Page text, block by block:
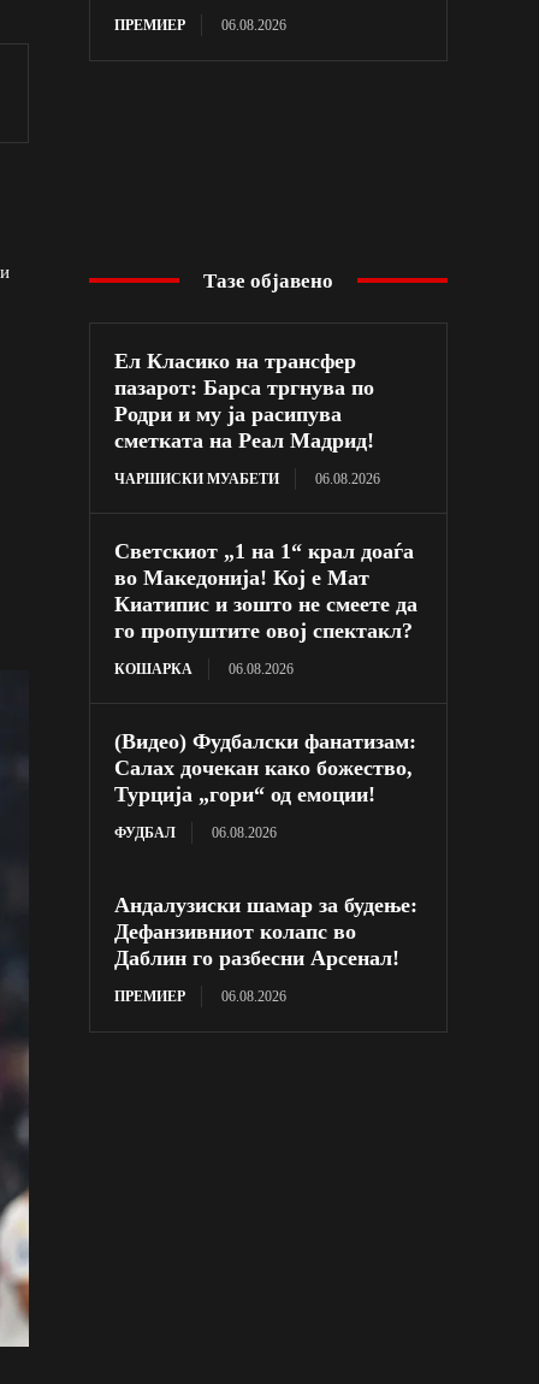
ПРЕМИЕР 06.08.2026
Тазе објавено
Ел Класико на трансфер
пазарот: Барса тргнува по
Родри и му ја расипува
сметката на Реал Мадрид!
ЧАРШИСКИ МУАБЕТИ 06.08.2026
Светскиот „1 на 1“ крал доаѓа
во Македонија! Кој е Мат
Киатипис и зошто не смеете да
го пропуштите овој спектакл?
КОШАРКА 06.08.2026
(Видео) Фудбалски фанатизам:
Салах дочекан како божество,
Турција „гори“ од емоции!
ФУДБАЛ 06.08.2026
Андалузиски шамар за будење:
Дефанзивниот колапс во
Даблин го разбесни Арсенал!
ПРЕМИЕР 06.08.2026